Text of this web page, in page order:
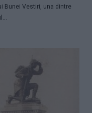
Bunei Vestiri, una dintre